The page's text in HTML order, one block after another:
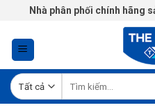
Chuyển
nội
dung
Nhà phân phối chính hãng
kiếm: